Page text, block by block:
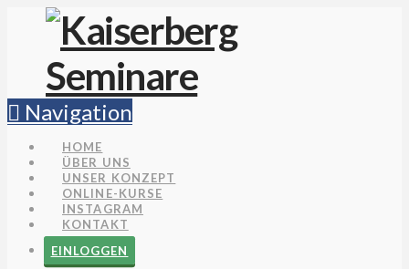
Navigation
HOME
ÜBER UNS
UNSER KONZEPT
ONLINE-KURSE
INSTAGRAM
KONTAKT
EINLOGGEN